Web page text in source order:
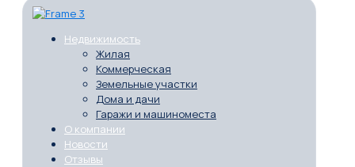
Недвижимость
Жилая
Коммерческая
Земельные участки
Дома и дачи
Гаражи и машиноместа
О компании
Новости
Отзывы